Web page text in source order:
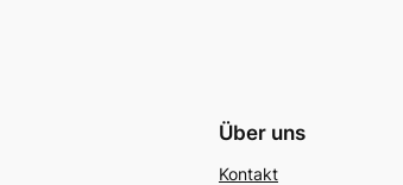
Über uns
Kontakt